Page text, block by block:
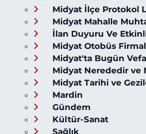
Midyat İlçe Protokol
Midyat Mahalle
İlan Duyuru Ve
Midyat Otobüs
Midyat'ta Bugün
Midyat Nerededir ve
Midyat Tarihi ve
Mardin
Gündem
Kültür-Sanat
Sağlık